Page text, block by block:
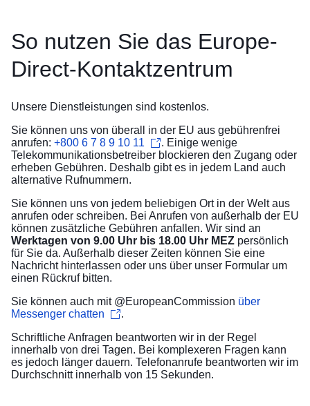
So nutzen Sie das Europe-
Direct-Kontaktzentrum
Unsere Dienstleistungen sind kostenlos.
Sie können uns von überall in der EU aus gebührenfrei
anrufen: +800 6 7 8 9 10 11
. Einige wenige
Telekommunikationsbetreiber blockieren den Zugang oder
erheben Gebühren. Deshalb gibt es in jedem Land auch
alternative Rufnummern.
Sie können uns von jedem beliebigen Ort in der Welt aus
anrufen oder schreiben. Bei Anrufen von außerhalb der EU
können zusätzliche Gebühren anfallen. Wir sind an
Werktagen von 9.00 Uhr bis 18.00 Uhr MEZ persönlich
für Sie da. Außerhalb dieser Zeiten können Sie eine
Nachricht hinterlassen oder uns über unser Formular um
einen Rückruf bitten.
Sie können auch mit @EuropeanCommission über
Messenger chatten
.
Schriftliche Anfragen beantworten wir in der Regel
innerhalb von drei Tagen. Bei komplexeren Fragen kann
es jedoch länger dauern. Telefonanrufe beantworten wir im
Durchschnitt innerhalb von 15 Sekunden.